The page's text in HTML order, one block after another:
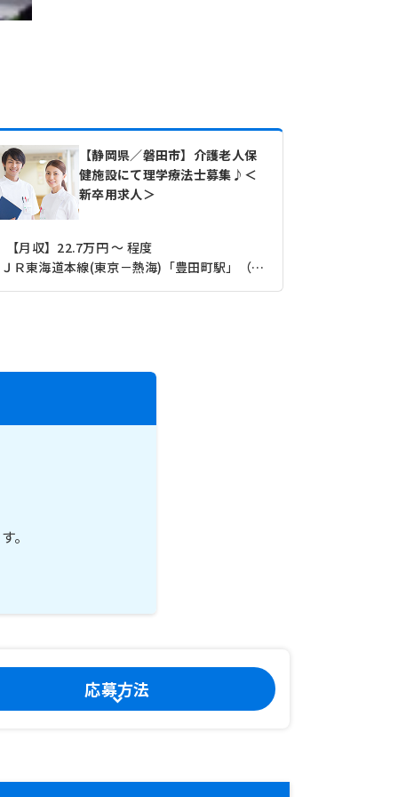
【静岡県／磐田市】介護老人保
健施設にて理学療法士募集♪＜
新卒用求人＞
【月収】22.7万円 ～ 程度
ＪＲ東海道本線(東京－熱海)「豊田町駅」（バス・車14分）
。
応募方法